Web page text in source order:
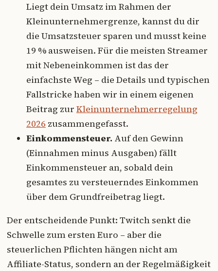
Liegt dein Umsatz im Rahmen der
Kleinunternehmergrenze, kannst du dir
die Umsatzsteuer sparen und musst keine
19 % ausweisen. Für die meisten Streamer
mit Nebeneinkommen ist das der
einfachste Weg – die Details und typischen
Fallstricke haben wir in einem eigenen
Beitrag zur Kleinunternehmerregelung
2026 zusammengefasst.
Einkommensteuer. Auf den Gewinn
(Einnahmen minus Ausgaben) fällt
Einkommensteuer an, sobald dein
gesamtes zu versteuerndes Einkommen
über dem Grundfreibetrag liegt.
Der entscheidende Punkt: Twitch senkt die
Schwelle zum ersten Euro – aber die
steuerlichen Pflichten hängen nicht am
Affiliate-Status, sondern an der Regelmäßigkeit